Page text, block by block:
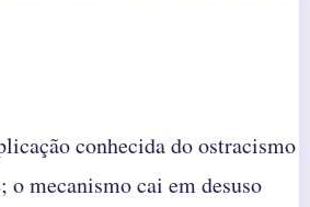
conhecida do ostracismo
o mecanismo cai em desuso